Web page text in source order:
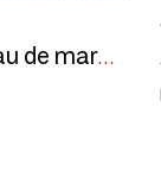
Chevet Art déco en bois à plateau de marbre et un tiroir